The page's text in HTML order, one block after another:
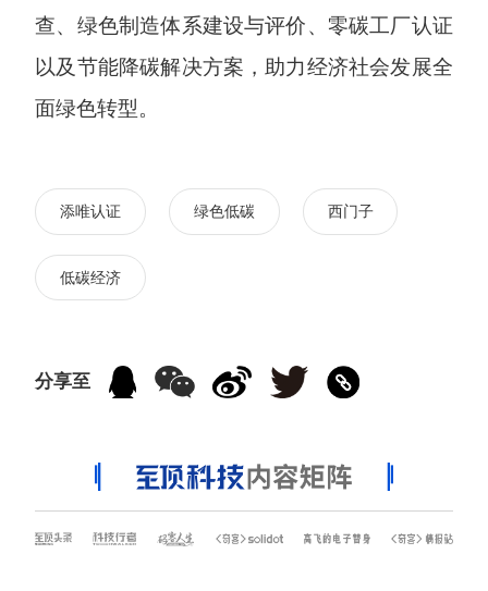
查、绿色制造体系建设与评价、零碳工厂认证
以及节能降碳解决方案，助力经济社会发展全
面绿色转型。
添唯认证 绿色低碳 西门子
低碳经济
分享至